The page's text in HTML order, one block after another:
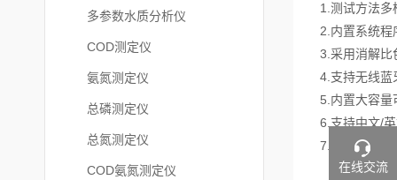
多参数水质分析仪
COD测定仪
氨氮测定仪
总磷测定仪
总氮测定仪
COD氨氮测定仪
1.测试方法
2.内置系统
3.采用消解
4.支持无线
5.内置大容
6.支持中文/
7.采用冷光
在线交流